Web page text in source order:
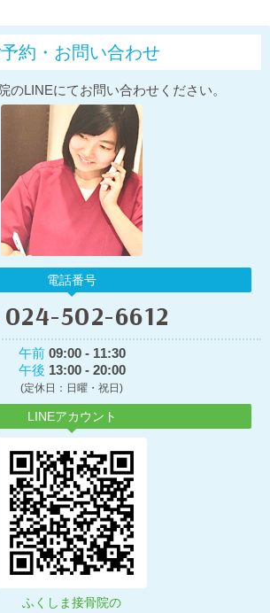
約・お問い合わせ
のLINEにてお問い合わせください。
電話番号
024-502-6612
午前 09:00 - 11:30
午後 13:00 - 20:00
(定休日：日曜・祝日)
LINEアカウント
ふくしま接骨院の